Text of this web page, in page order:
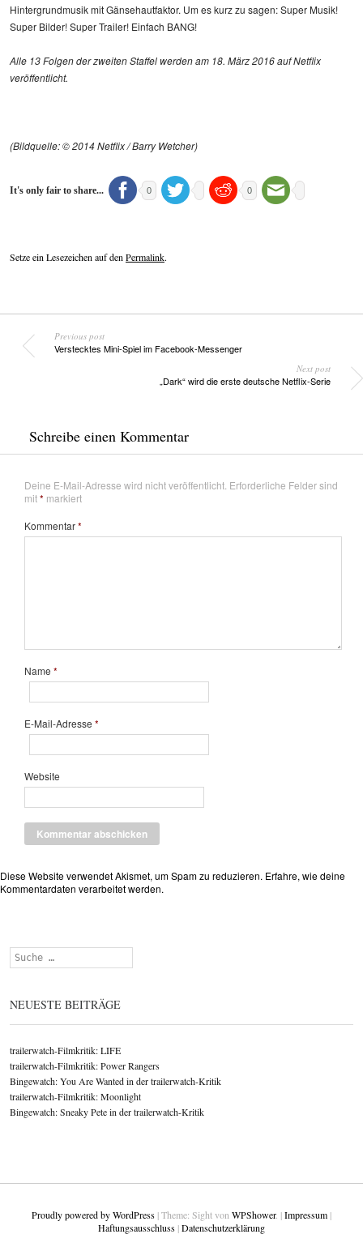
Hintergrundmusik mit Gänsehautfaktor. Um es kurz zu sagen: Super Musik!
Super Bilder! Super Trailer! Einfach BANG!
Alle 13 Folgen der zweiten Staffel werden am 18. März 2016 auf Netflix
veröffentlicht.
(Bildquelle: © 2014 Netflix / Barry Wetcher)
It's only fair to share... 0 0
Setze ein Lesezeichen auf denPermalink.
Previous post
Verstecktes Mini-Spiel im Facebook-Messenger
Next post
„Dark“ wird die erste deutsche Netflix-Serie
Schreibe einen Kommentar
Deine E-Mail-Adresse wird nicht veröffentlicht. Erforderliche Felder sind
mit* markiert
Kommentar*
Name *
E-Mail-Adresse *
Website
Diese Website verwendet Akismet, um Spam zu reduzieren. Erfahre, wie deine
Kommentardaten verarbeitet werden.
Suchen
NEUESTE BEITRÄGE
trailerwatch-Filmkritik: LIFE
trailerwatch-Filmkritik: Power Rangers
Bingewatch: You Are Wanted in der trailerwatch-Kritik
trailerwatch-Filmkritik: Moonlight
Bingewatch: Sneaky Pete in der trailerwatch-Kritik
Proudly powered by WordPress |Theme: Sight von WPShower. |Impressum |
Haftungsausschluss |Datenschutzerklärung